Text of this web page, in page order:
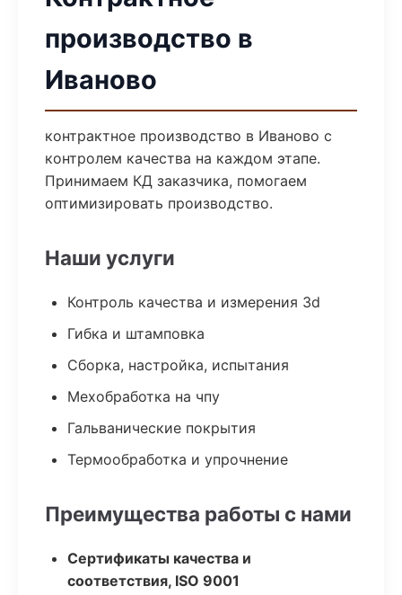
производство в
Иваново
контрактное производство в Иваново с
контролем качества на каждом этапе.
Принимаем КД заказчика, помогаем
оптимизировать производство.
Наши услуги
Контроль качества и измерения 3d
Гибка и штамповка
Сборка, настройка, испытания
Мехобработка на чпу
Гальванические покрытия
Термообработка и упрочнение
Преимущества работы с нами
Сертификаты качества и
соответствия, ISO 9001